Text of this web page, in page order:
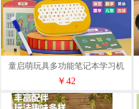
童启萌玩具多功能笔记本学习机
LQ-257
￥42